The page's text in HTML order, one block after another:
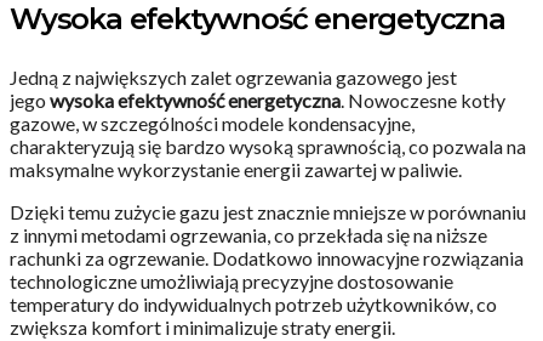
Wysoka efektywność energetyczna
Jedną z największych zalet ogrzewania gazowego jest
jego wysoka efektywność energetyczna. Nowoczesne kotły
gazowe, w szczególności modele kondensacyjne,
charakteryzują się bardzo wysoką sprawnością, co pozwala na
maksymalne wykorzystanie energii zawartej w paliwie.
Dzięki temu zużycie gazu jest znacznie mniejsze w porównaniu
z innymi metodami ogrzewania, co przekłada się na niższe
rachunki za ogrzewanie. Dodatkowo innowacyjne rozwiązania
technologiczne umożliwiają precyzyjne dostosowanie
temperatury do indywidualnych potrzeb użytkowników, co
zwiększa komfort i minimalizuje straty energii.